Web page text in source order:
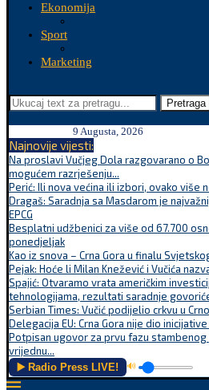
Ekonomija
Sport
Marketing
Pretraga
9 Augusta, 2026
Najnovije vijesti:
Na proslavi Vučjeg Dola razgovarano o
mogućem razrješenju...
Perić: Ili nova većina ili izbori, ovako više
Dragaš: Saradnja sa Masdarom je
EPCG
Besplatni udžbenici za više od 67.700
ponedjeljak
Kao iz snova – Crna Gora u finalu
Pejak: Hoće li Milan Knežević i Vučića
Spajić: Otvaramo vrata američkim
tehnologijama, rezultati saradnje
Serbian Times: Vučić podijelio crkvu u
Delegacija EU: Crna Gora nije dio
Potpisan ugovor za prvu fazu
vrijednu...
▶️ Radio Press LIVE! 🔊